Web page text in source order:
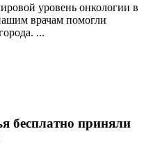
уровень онкологии в
врачам помогли
...
бесплатно приняли